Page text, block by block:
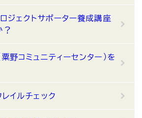
ジェクトサポーター養成講座
？
野コミュニティーセンター）を
イルチェック